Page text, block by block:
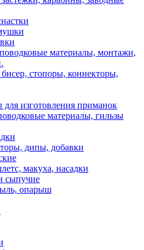
материалы, монтажи,
стопоры, коннекторы,
изготовления приманок
материалы, гильзы
дипы, добавки
макуха, насадки
сыпучие
опарыш